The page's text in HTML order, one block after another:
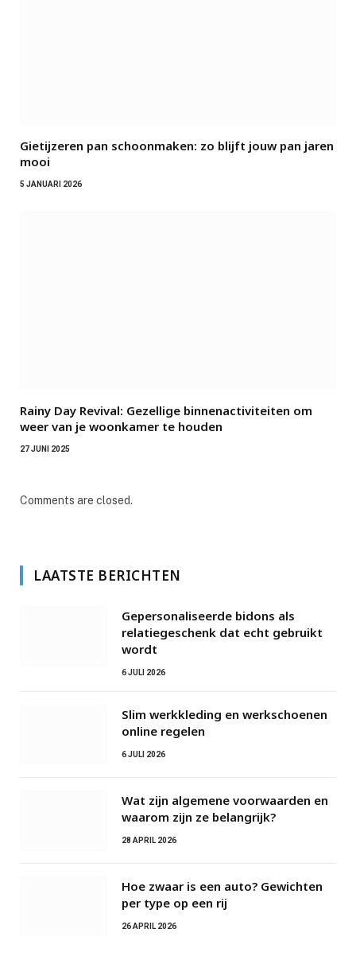
Gietijzeren pan schoonmaken: zo blijft jouw pan jaren
mooi
5 JANUARI 2026
Rainy Day Revival: Gezellige binnenactiviteiten om
weer van je woonkamer te houden
27 JUNI 2025
Comments are closed.
LAATSTE BERICHTEN
Gepersonaliseerde bidons als
relatiegeschenk dat echt gebruikt
wordt
6 JULI 2026
Slim werkkleding en werkschoenen
online regelen
6 JULI 2026
Wat zijn algemene voorwaarden en
waarom zijn ze belangrijk?
28 APRIL 2026
Hoe zwaar is een auto? Gewichten
per type op een rij
26 APRIL 2026